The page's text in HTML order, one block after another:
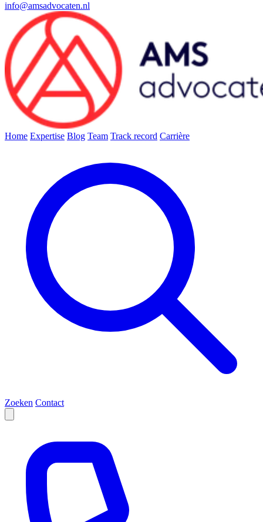
info@amsadvocaten.nl
Home Expertise Blog Team Track record Carrière
Zoeken Contact